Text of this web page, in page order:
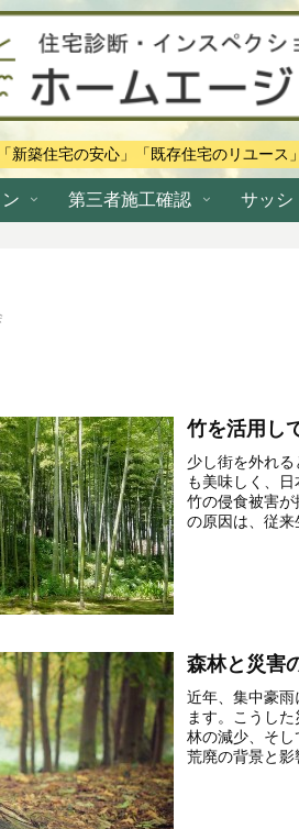
新築住宅の安心」「既存住宅のリユース
第三者施工確認 サッシ
竹を活用し
少し街を外れ
も美味しく、
竹の侵食被害
の原因は、従来
森林と災害
近年、集中豪
ます。こうし
林の減少、そ
荒廃の背景と影